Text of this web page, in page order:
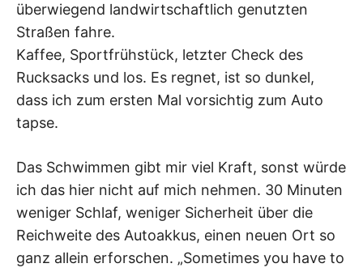
überwiegend landwirtschaftlich genutzten
Straßen fahre.
Kaffee, Sportfrühstück, letzter Check des
Rucksacks und los. Es regnet, ist so dunkel,
dass ich zum ersten Mal vorsichtig zum Auto
tapse.
Das Schwimmen gibt mir viel Kraft, sonst würde
ich das hier nicht auf mich nehmen. 30 Minuten
weniger Schlaf, weniger Sicherheit über die
Reichweite des Autoakkus, einen neuen Ort so
ganz allein erforschen. „Sometimes you have to